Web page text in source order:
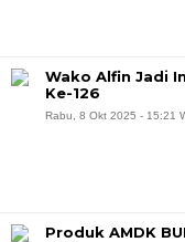
Wako Alfin Jadi
Ke-126
Rabu, 8 Okt 2025 - 15:21
Produk AMDK